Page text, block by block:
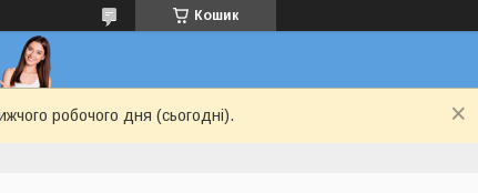
Кошик
робочого дня (сьогодні).